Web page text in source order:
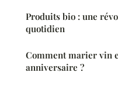
Produits bio : une
quotidien
Comment marier vin
anniversaire ?